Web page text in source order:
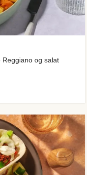
Reggiano og salat